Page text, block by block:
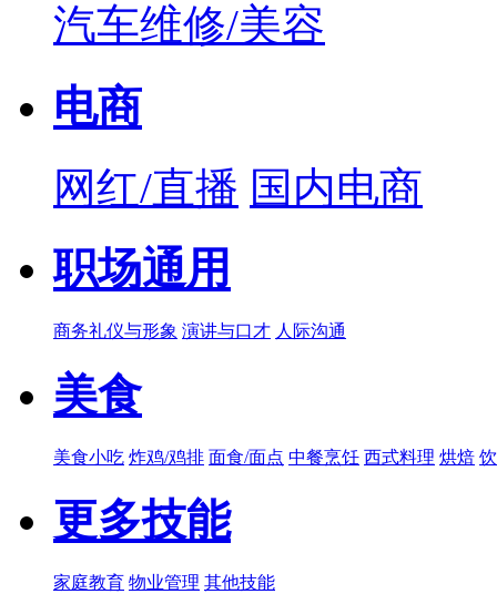
汽车维修/美容
电商
网红/直播 国内电商
职场通用
商务礼仪与形象 演讲与口才 人际沟通
美食
美食小吃 炸鸡/鸡排 面食/面点 中餐烹饪 西式料理 烘焙
更多技能
家庭教育 物业管理 其他技能